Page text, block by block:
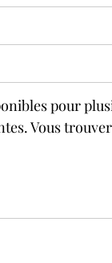
pour
Vous